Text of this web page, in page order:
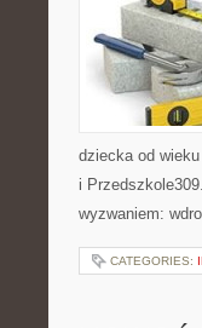
dziecka od
i
wyzwaniem:
CATEGORIES: